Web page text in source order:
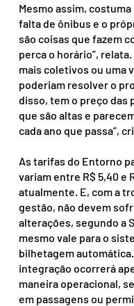
Mesmo assim, costuma
falta de ônibus e o
são coisas que fazem
perca o horário”,
mais coletivos ou uma
poderiam resolver o
disso, tem o preço das
que são altas e
cada ano que passa”,
As tarifas do Entorno
variam entre R$ 5,40 e
atualmente. E, com a
gestão, não devem
alterações, segundo a
mesmo vale para o
bilhetagem
integração ocorrerá
maneira operacional,
em passagens ou